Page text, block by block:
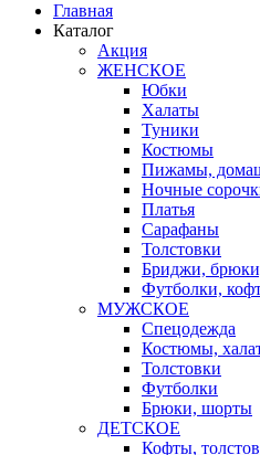
Главная
Каталог
Акция
ЖЕНСКОЕ
Юбки
Халаты
Туники
Костюмы
Пижамы,
Ночные
Платья
Сарафаны
Толстовки
Бриджи,
Футболки,
МУЖСКОЕ
Спецодежда
Костюмы,
Толстовки
Футболки
Брюки, шорты
ДЕТСКОЕ
Кофты,